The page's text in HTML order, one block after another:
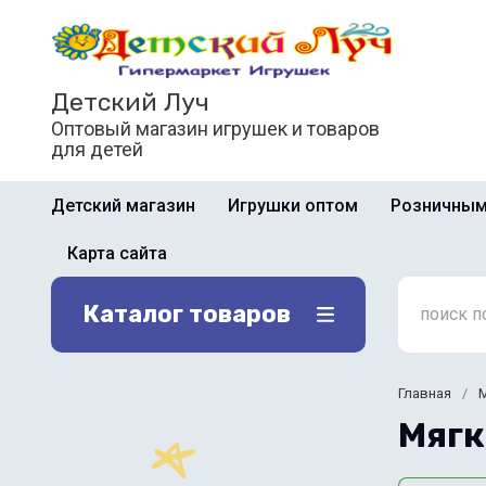
Детский Луч
Оптовый магазин игрушек и товаров
для детей
Детский магазин Игрушки оптом
Карта сайта
Каталог товаров
Главная /